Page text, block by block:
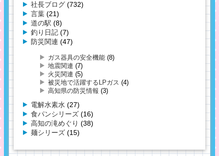
社長ブログ (732)
言葉 (21)
道の駅 (8)
釣り日記 (7)
防災関連 (47)
ガス器具の安全機能 (8)
地震関連 (7)
火災関連 (5)
被災地で活躍するLPガス (4)
高知県の防災情報 (3)
電解水素水 (27)
食パンシリーズ (16)
高知の滝めぐり (38)
麺シリーズ (15)